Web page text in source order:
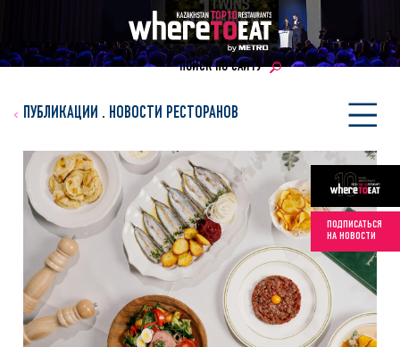
ПОИСК ПО САЙТУ
ПОДПИСАТЬСЯ
НА НОВОСТИ
ПУБЛИКАЦИИ . НОВОСТИ РЕСТОРАНОВ